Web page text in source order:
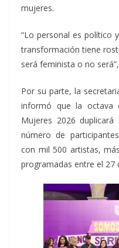
mujeres.
“Lo personal es político
transformación tiene
será feminista o no
Por su parte, la
informó que la octava
Mujeres 2026
número de
con mil 500 artistas,
programadas entre el 27